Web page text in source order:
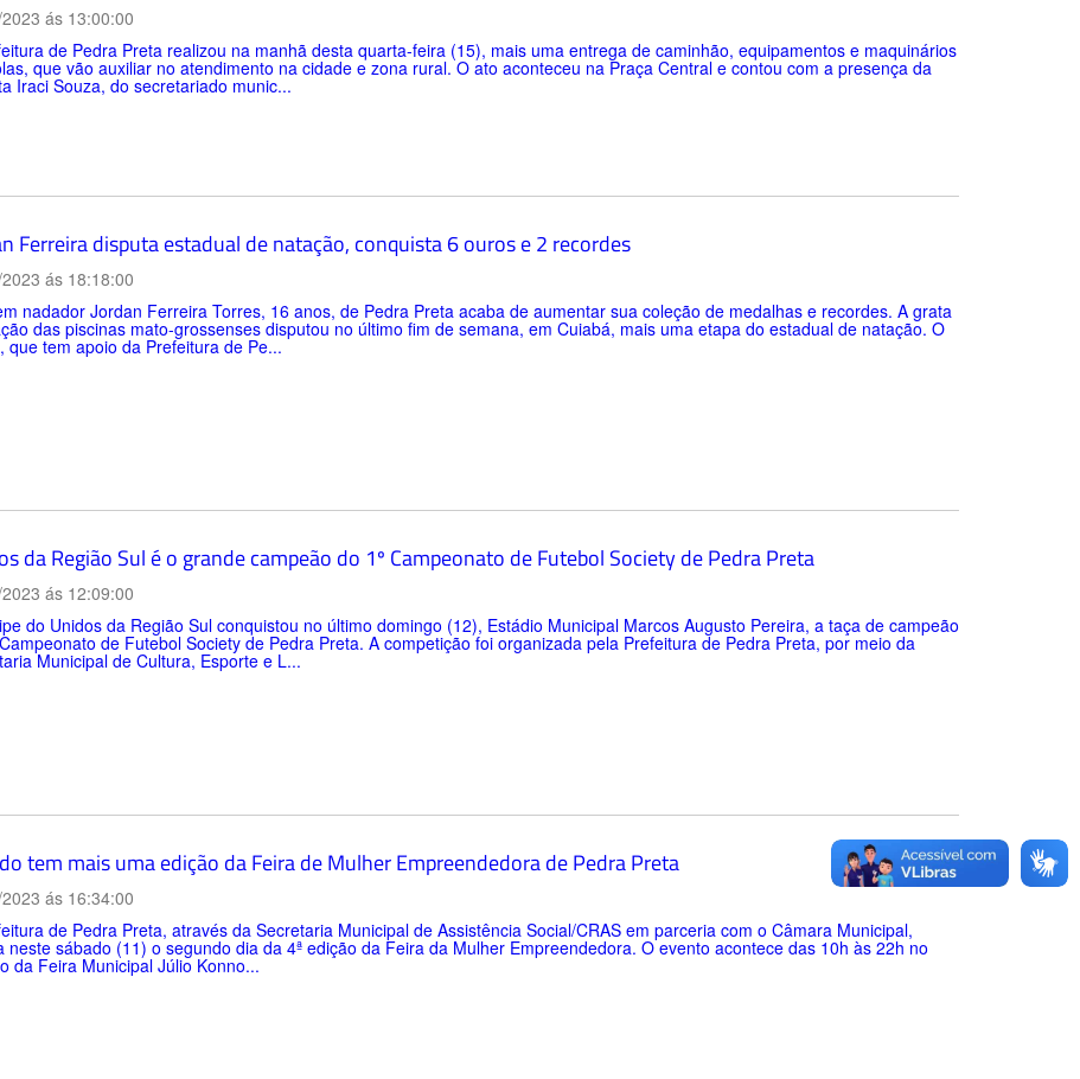
ás 13:00:00
de Pedra Preta realizou na manhã desta quarta-feira (15), mais uma entrega de caminhão, equipamentos e maquinários
que vão auxiliar no atendimento na cidade e zona rural. O ato aconteceu na Praça Central e contou com a presença da
Iraci Souza, do secretariado munic...
Ferreira disputa estadual de natação, conquista 6 ouros e 2 recordes
ás 18:18:00
nadador Jordan Ferreira Torres, 16 anos, de Pedra Preta acaba de aumentar sua coleção de medalhas e recordes. A grata
das piscinas mato-grossenses disputou no último fim de semana, em Cuiabá, mais uma etapa do estadual de natação. O
que tem apoio da Prefeitura de Pe...
da Região Sul é o grande campeão do 1º Campeonato de Futebol Society de Pedra Preta
ás 12:09:00
do Unidos da Região Sul conquistou no último domingo (12), Estádio Municipal Marcos Augusto Pereira, a taça de campeão
de Futebol Society de Pedra Preta. A competição foi organizada pela Prefeitura de Pedra Preta, por meio da
Municipal de Cultura, Esporte e L...
tem mais uma edição da Feira de Mulher Empreendedora de Pedra Preta
ás 16:34:00
de Pedra Preta, através da Secretaria Municipal de Assistência Social/CRAS em parceria com o Câmara Municipal,
neste sábado (11) o segundo dia da 4ª edição da Feira da Mulher Empreendedora. O evento acontece das 10h às 22h no
da Feira Municipal Júlio Konno...